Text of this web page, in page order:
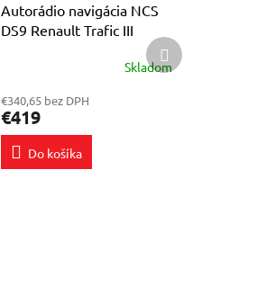
Autorádio navigácia NCS
DS9 Renault Trafic III
2014-2021 Android 8GB
produktu
je
5,0
5
Skladom
€340,65 bez DPH
€419
Do košíka
Ďalší
produkt